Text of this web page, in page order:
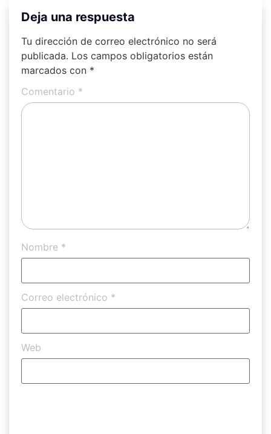
Deja una respuesta
Tu dirección de correo electrónico no será
publicada. Los campos obligatorios están
marcados con *
Comentario *
Nombre *
Correo electrónico *
Web